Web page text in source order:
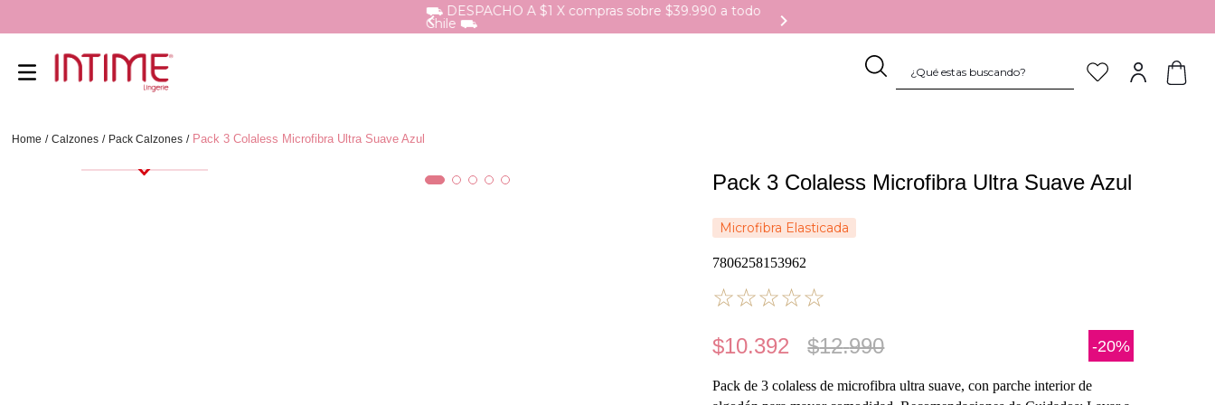
⛟ DESPACHO A $1 X compras sobre $39.990 a todo
Chile ⛟
¿Qué estas buscando?
Calzones Pack Calzones Pack 3 Colaless Microfibra Ultra Suave Azul
Pack 3 Colaless Microfibra Ultra Suave Azul
Microfibra Elasticada
7806258153962
☆☆☆☆☆
$10.392 $12.990 -20%
Pack de 3 colaless de microfibra ultra suave, con parche interior de
2.
sostén
4
7.
bata
9.
calzón